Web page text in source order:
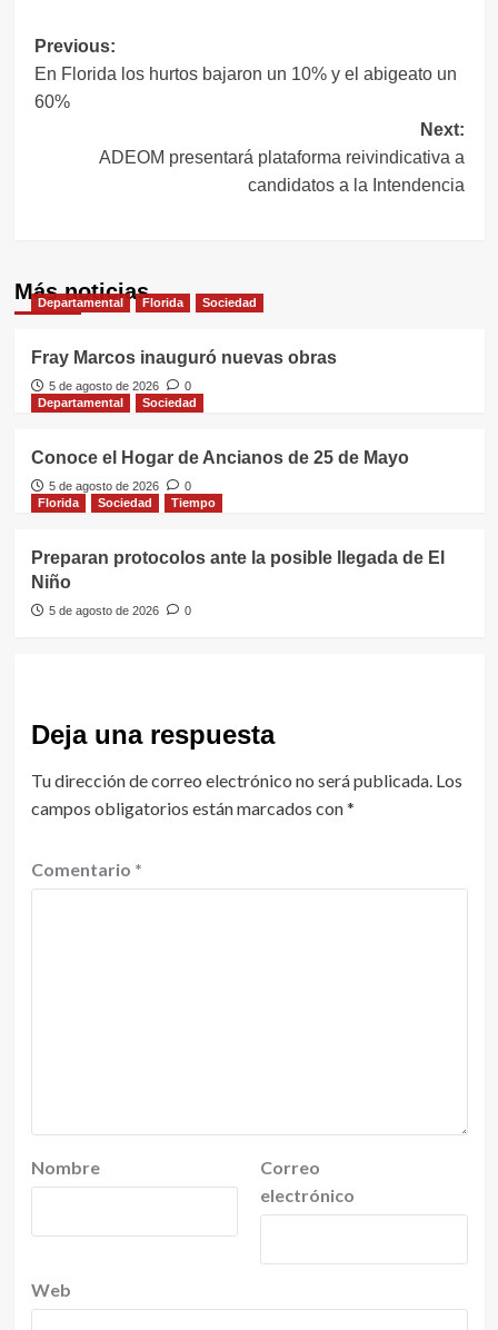
Navegación
de
Previous:
En Florida los hurtos bajaron un 10% y el abigeato un
60%
Next:
ADEOM presentará plataforma reivindicativa a
candidatos a la Intendencia
Más noticias
Departamental Florida Sociedad
Fray Marcos inauguró nuevas obras
5 de agosto de 2026
0
Departamental
Sociedad
Conoce el Hogar de Ancianos de 25 de Mayo
5 de agosto de 2026
0
Florida
Sociedad Tiempo
Preparan protocolos ante la posible llegada de El
Niño
5 de agosto de 2026 0
Deja una respuesta
Tu dirección de correo electrónico no será publicada. Los
campos obligatorios están marcados con*
Comentario *
Nombre
Correo
electrónico
Web